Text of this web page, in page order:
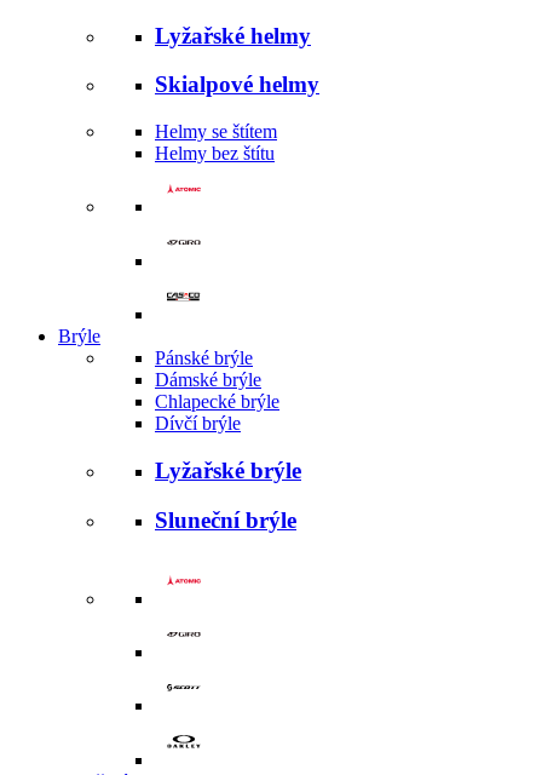
Lyžařské helmy
Skialpové helmy
Helmy se štítem
Helmy bez štítu
Brýle
Pánské brýle
Dámské brýle
Chlapecké brýle
Dívčí brýle
Lyžařské brýle
Sluneční brýle